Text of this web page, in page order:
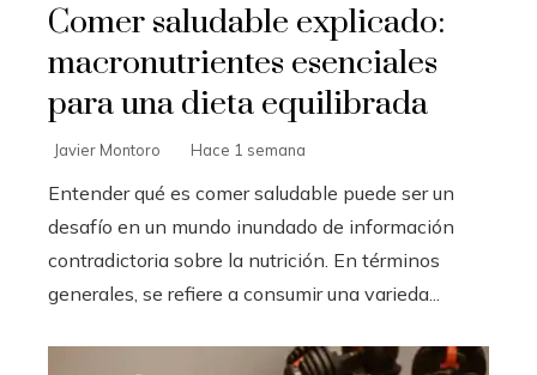
Comer saludable explicado:
macronutrientes esenciales
para una dieta equilibrada
Javier Montoro Hace 1 semana
Entender qué es comer saludable puede ser un
desafío en un mundo inundado de información
contradictoria sobre la nutrición. En términos
generales, se refiere a consumir una varieda...